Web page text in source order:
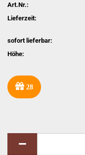
Art.Nr.:
Lieferzeit:
sofort lieferbar:
Höhe:
28